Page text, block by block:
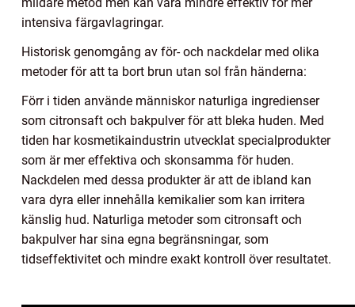
intensiva färgavlagringar.
Historisk genomgång av för- och nackdelar med olika
metoder för att ta bort brun utan sol från händerna:
Förr i tiden använde människor naturliga ingredienser
som citronsaft och bakpulver för att bleka huden. Med
tiden har kosmetikaindustrin utvecklat specialprodukter
som är mer effektiva och skonsamma för huden.
Nackdelen med dessa produkter är att de ibland kan
vara dyra eller innehålla kemikalier som kan irritera
känslig hud. Naturliga metoder som citronsaft och
bakpulver har sina egna begränsningar, som
tidseffektivitet och mindre exakt kontroll över resultatet.